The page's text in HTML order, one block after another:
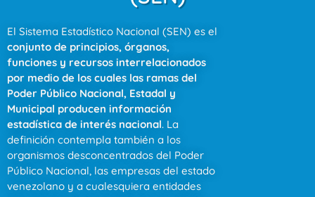
El Sistema Estadístico Nacional (SEN) es el
conjunto de principios, órganos,
funciones y recursos interrelacionados
por medio de los cuales las ramas del
Poder Público Nacional, Estadal y
Municipal producen información
estadística de interés nacional. La
definición contempla también a los
organismos desconcentrados del Poder
Público Nacional, las empresas del estado
venezolano y a cualesquiera entidades